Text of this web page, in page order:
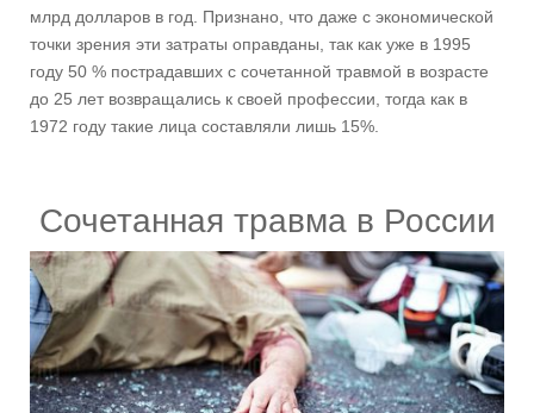
млрд долларов в год. Признано, что даже с экономической
точки зрения эти затраты оправданы, так как уже в 1995
году 50 % пострадавших с сочетанной травмой в возрасте
до 25 лет возвращались к своей профессии, тогда как в
1972 году такие лица составляли лишь 15%.
Сочетанная травма в России